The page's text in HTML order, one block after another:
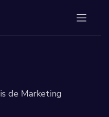
de Marketing